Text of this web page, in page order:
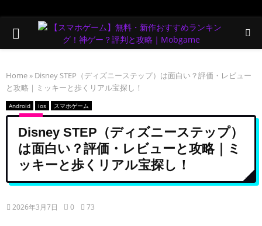
PRIMARY
Home » Disney STEP（ディズニーステップ）は面白い？評価・レビュー
と攻略｜ミッキーと歩くリアル宝探し！
Android ios スマホゲーム
Disney STEP（ディズニーステップ）
は面白い？評価・レビューと攻略｜ミ
ッキーと歩くリアル宝探し！
2026年3月7日 0 73